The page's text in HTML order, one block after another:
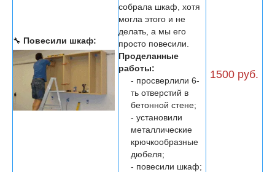
🔧 Повесили шкаф:
собрала шкаф, хотя
могла этого и не
делать, а мы его
просто повесили.
Проделанные
работы:
- просверлили 6-
ть отверстий в
бетонной стене;
- установили
металлические
крючкообразные
дюбеля;
- повесили шкаф;
1500 руб.